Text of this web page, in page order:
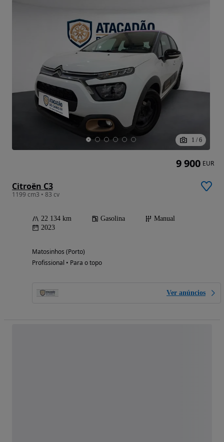
1 / 6
Citroën C3
1199 cm3 • 83 cv
22 134 km Gasolina
Manual
2023
Matosinhos (Porto)
Profissional • Para o topo
Ver anúncios
9 900 EUR